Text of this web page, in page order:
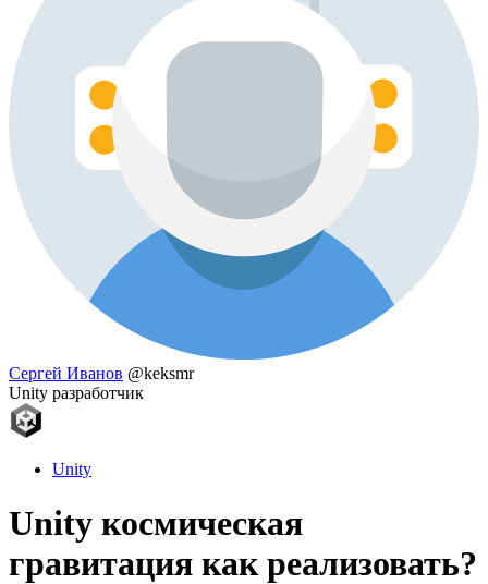
Сергей Иванов @keksmr
Unity разработчик
Unity
Unity космическая
гравитация как реализовать?